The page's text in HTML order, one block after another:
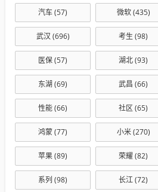
汽车(57) 微软(435)
武汉 (696) 考生 (98)
医保(57) 湖北(93)
东湖 (69) 武昌 (66)
性能(66) 社区 (65)
鸿蒙(77) 小米(270)
苹果(89) 荣耀(82)
系列 (98) 长江(72)